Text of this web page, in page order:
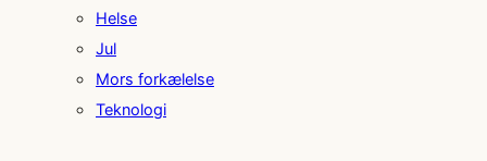
Helse
Jul
Mors forkælelse
Teknologi